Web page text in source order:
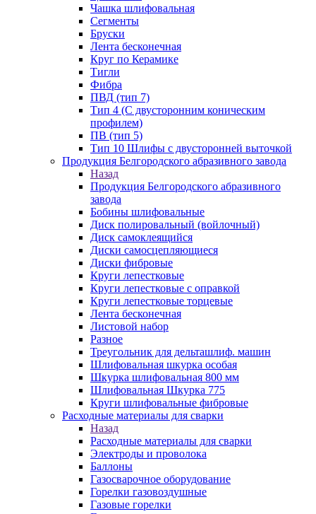
Чашка шлифовальная
Сегменты
Бруски
Лента бесконечная
Круг по Керамике
Тигли
Фибра
ПВД (тип 7)
Тип 4 (С двусторонним коническим
профилем)
ПВ (тип 5)
Тип 10 Шлифы с двусторонней выточкой
Продукция Белгородского абразивного завода
Назад
Продукция Белгородского абразивного
завода
Бобины шлифовальные
Диск полировальный (войлочный)
Диск самоклеящийся
Диски самосцепляющиеся
Диски фибровые
Круги лепестковые
Круги лепестковые с оправкой
Круги лепестковые торцевые
Лента бесконечная
Листовой набор
Разное
Треугольник для дельташлиф. машин
Шлифовальная шкурка особая
Шкурка шлифовальная 800 мм
Шлифовальная Шкурка 775
Круги шлифовальные фибровые
Расходные материалы для сварки
Назад
Расходные материалы для сварки
Электроды и проволока
Баллоны
Газосварочное оборудование
Горелки газовоздушные
Газовые горелки